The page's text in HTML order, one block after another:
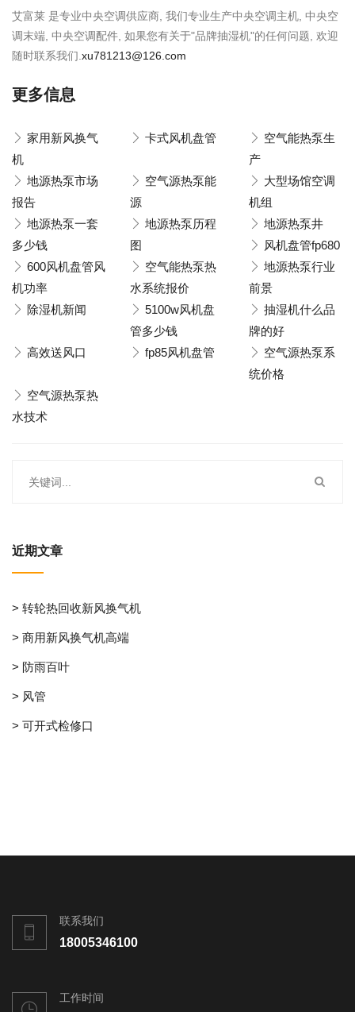
艾富莱 是专业中央空调供应商, 我们专业生产中央空调主机, 中央空
调末端, 中央空调配件, 如果您有关于"品牌抽湿机"的任何问题, 欢迎
随时联系我们. xu781213@126.com
更多信息
家用新风换气
机
卡式风机盘管
空气能热泵生
产
地源热泵市场
报告
空气源热泵能
源
大型场馆空调
机组
地源热泵一套
多少钱
地源热泵历程
图
地源热泵井
风机盘管fp680
600风机盘管风
机功率
空气能热泵热
水系统报价
地源热泵行业
前景
除湿机新闻
5100w风机盘
管多少钱
抽湿机什么品
牌的好
高效送风口
fp85风机盘管
空气源热泵系
统价格
空气源热泵热
水技术
近期文章
> 转轮热回收新风换气机
> 商用新风换气机高端
> 防雨百叶
> 风管
> 可开式检修口
联系我们
18005346100
工作时间